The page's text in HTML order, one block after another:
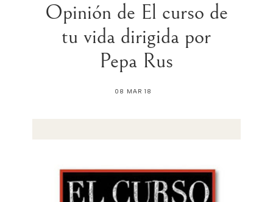
Opinión de El curso de
tu vida dirigida por
Pepa Rus
08 MAR 18